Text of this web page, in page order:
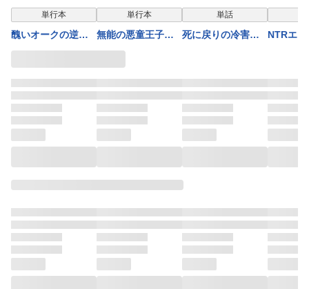
んはあらゆる種族
を嫁にする～（コ
ミック） ： 6
喪男の受難（コミ
ック） ： 7
いて王へ君臨す～
（コミック） ： 4
【電子コミック限
る～幻と
族の美少
育てて
単行本
醜いオークの逆襲
同人エロゲの鬼畜
喪男の受難（コミ
ック） ： 7
単行本
無能の悪童王子は
生き残りたい～恋
に転生したけど、
原作無視して最強
を目指す～（コミ
単話
死に戻りの冷害王
は不器用な侯爵令
嬢の祈りでした～
(話売り) #16
NTRエ
のは、地
取り巻き
でした 1